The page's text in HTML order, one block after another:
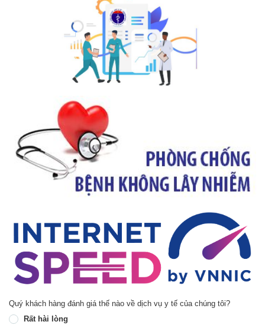
Quý khách hàng đánh giá thế nào về dịch vụ y tế của chúng tôi?
Rất hài lòng